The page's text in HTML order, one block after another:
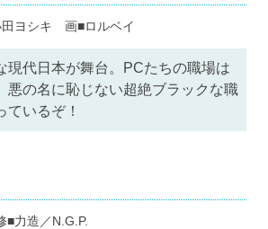
ヨシキ 画■ロルベイ
現代日本が舞台。PCたちの職場は
悪の名に恥じない超絶ブラックな職
ているぞ！
力造／N.G.P.